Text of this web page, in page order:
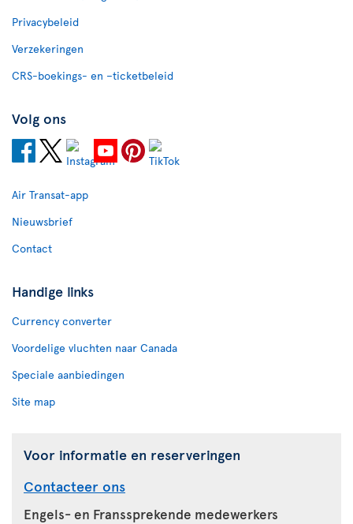
Privacybeleid
Verzekeringen
CRS-boekings- en –ticketbeleid
Volg ons
Air Transat-app
Nieuwsbrief
Contact
Handige links
Currency converter
Voordelige vluchten naar Canada
Speciale aanbiedingen
Site map
Voor informatie en reserveringen
Contacteer ons
Engels- en Franssprekende medewerkers